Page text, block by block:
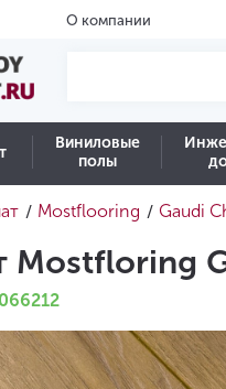
О компании
Виниловые
полы
/ Mostflooring / Gaudi
Mostfloring